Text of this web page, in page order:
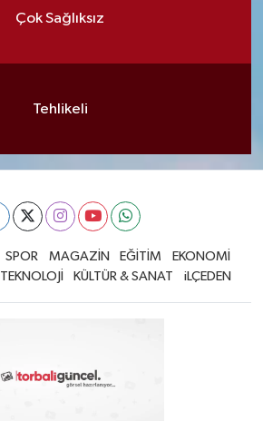
Çok Sağlıksız
Tehlikeli
SPOR MAGAZİN EĞİTİM
EKONOMİ
TEKNOLOJİ KÜLTÜR & SANAT iLÇEDEN